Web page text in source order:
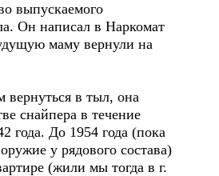
выпускаемого
Он написал в Наркомат
маму вернули на
вернуться в тыл, она
снайпера в течение
года. До 1954 года (пока
у рядового состава)
(жили мы тогда в г.